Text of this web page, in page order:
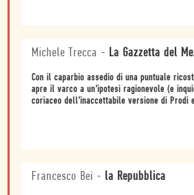
Michele Trecca - La Gazzetta del
Con il caparbio assedio di una puntuale
apre il varco a un’ipotesi ragionevole (e
coriaceo dell’inaccettabile versione di Prodi
Francesco Bei - la Repubblica